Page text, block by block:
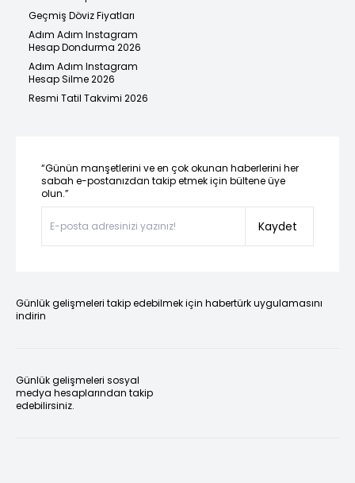
Geçmiş Döviz Fiyatları
Adım Adım Instagram
Hesap Dondurma 2026
Adım Adım Instagram
Hesap Silme 2026
Resmi Tatil Takvimi 2026
“Günün manşetlerini ve en çok okunan haberlerini her
sabah e-postanızdan takip etmek için bültene üye
olun.”
Kaydet
Günlük gelişmeleri takip edebilmek için habertürk uygulamasını
indirin
Günlük gelişmeleri sosyal
medya hesaplarından takip
edebilirsiniz.